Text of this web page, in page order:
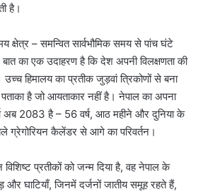
है।
क्षेत्र – समन्वित सार्वभौमिक समय से पांच घंटे
का एक उदाहरण है कि देश अपनी विलक्षणता की
उच्च हिमालय का प्रतीक जुड़वां त्रिकोणों से बना
है जो आयताकार नहीं है। नेपाल का अपना
अब 2083 है – 56 वर्ष, आठ महीने और दुनिया के
ग्रेगोरियन कैलेंडर से आगे का परिवर्तन।
विशिष्ट प्रतीकों को जन्म दिया है, वह नेपाल के
घाटियाँ, जिनमें दर्जनों जातीय समूह रहते हैं,